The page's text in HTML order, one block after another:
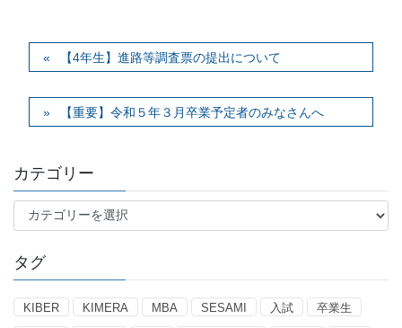
【4年生】進路等調査票の提出について
【重要】令和５年３月卒業予定者のみなさんへ
カテゴリー
テ
リ
ー
タグ
KIBER KIMERA MBA SESAMI 入試 卒業生